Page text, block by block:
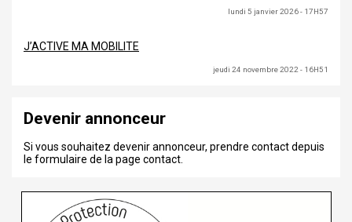
lundi 5 janvier 2026 - 17H57
J’ACTIVE MA MOBILITE
jeudi 24 novembre 2022 - 16H51
Devenir annonceur
Si vous souhaitez devenir annonceur, prendre contact depuis
le formulaire de la page contact.